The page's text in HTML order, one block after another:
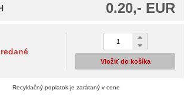
0.20,- EUR
Vložiť do košíka
Recyklačný poplatok je zarátaný v cene